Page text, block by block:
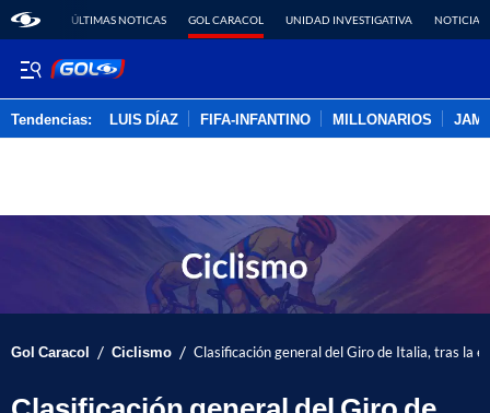
ÚLTIMAS NOTICAS GOL CARACOL UNIDAD INVESTIGATIVA NOTICIAS
Tendencias: LUIS DÍAZ FIFA-INFANTINO MILLONARIOS
Gol Caracol / Ciclismo / Clasificación general del Giro de Italia, tras la